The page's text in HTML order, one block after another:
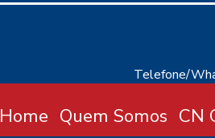
Telefone/
Home Quem Somos CN